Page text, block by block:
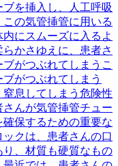
を挿入し、人工呼吸
の気管挿管に用いる
にスムーズに入るよ
かさゆえに、患者さ
がつぶれてしまうこ
がつぶれてしまう
息してしまう危険性
んが気管挿管チュー
保するための重要な
クは、患者さんの口
、材質も硬質なもの